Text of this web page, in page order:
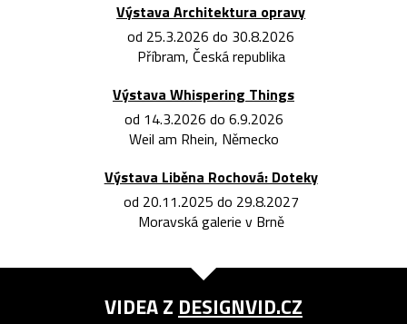
Výstava Architektura opravy
od 25.3.2026 do 30.8.2026
Příbram, Česká republika
Výstava Whispering Things
od 14.3.2026 do 6.9.2026
Weil am Rhein, Německo
Výstava Liběna Rochová: Doteky
od 20.11.2025 do 29.8.2027
Moravská galerie v Brně
VIDEA Z DESIGNVID.CZ